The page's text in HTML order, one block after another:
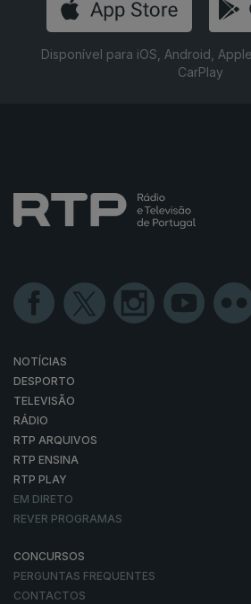
Disponível para iOS, Android,
CarPlay
NOTÍCIAS
DESPORTO
TELEVISÃO
RÁDIO
RTP ARQUIVOS
RTP ENSINA
RTP PLAY
EM DIRETO
REVER PROGRAMAS
CONCURSOS
PERGUNTAS FREQUENTES
CONTACTOS